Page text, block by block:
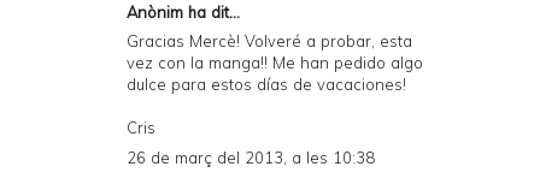
Anònim ha dit...
Gracias Mercè! Volveré a probar, esta
vez con la manga!! Me han pedido algo
dulce para estos días de vacaciones!
Cris
26 de març del 2013, a les 10:38